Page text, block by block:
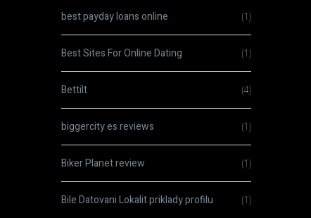
best payday loans online (1)
Best Sites For Online Dating (1)
Bettilt (4)
biggercity es reviews (1)
Biker Planet review (1)
Bile Datovani Lokalit priklady profilu (1)